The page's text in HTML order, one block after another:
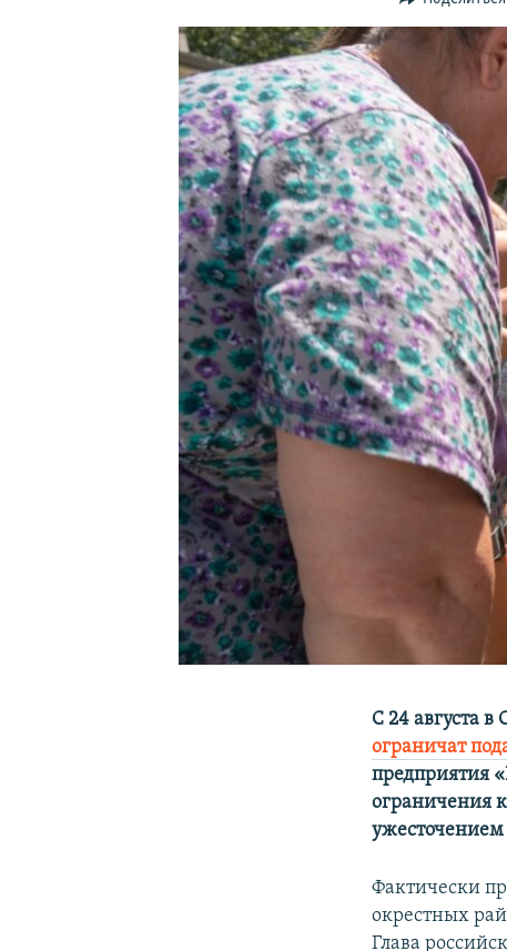
КРЫМ.НЕПОКОРЕННЫЙ
УКРАИНСКАЯ ПРОБЛЕМА КРЫМА
С 24 августа
ограничат
предприятия
ограничения
ужесточением
Фактически
окрестных
Глава